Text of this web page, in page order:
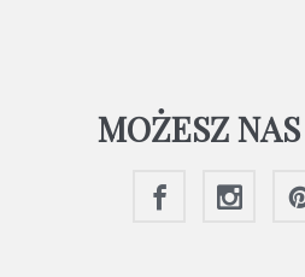
MOŻESZ